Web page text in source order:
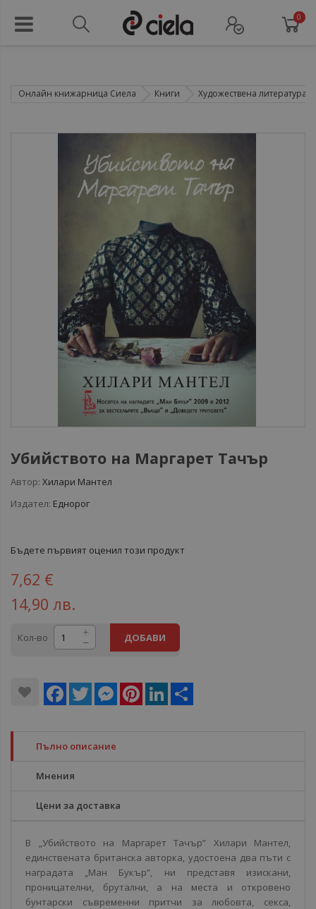
0
Онлайн книжарница Сиела Книги Художествена литература
Убийството на Маргарет Тачър
Автор: Хилари Мантел
Издател: Еднорог
Бъдете първият оценил този продукт
7,62 €
14,90 лв.
Кол-во ДОБАВИ
Facebook
Twitter MessengerPinterestLinkedIn
Пълно описание
Мнения
Цени за доставка
В „Убийството на Маргарет Тачър” Хилари Мантел,
единствената британска авторка, удостоена два пъти с
наградата „Ман Букър”, ни представя изискани,
проницателни, брутални, а на места и откровено
бунтарски съвременни притчи за любовта, секса,